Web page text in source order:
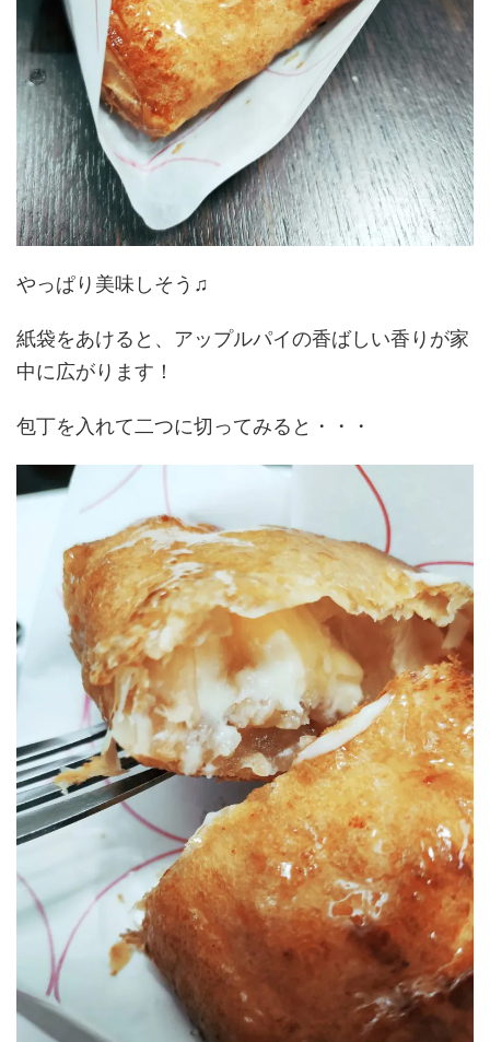
やっぱり美味しそう♫
紙袋をあけると、アップルパイの香ばしい香りが家
中に広がります！
包丁を入れて二つに切ってみると・・・